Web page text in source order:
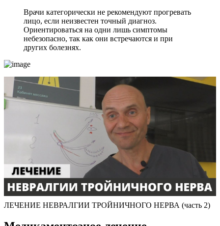
Врачи категорически не рекомендуют прогревать
лицо, если неизвестен точный диагноз.
Ориентироваться на одни лишь симптомы
небезопасно, так как они встречаются и при
других болезнях.
ЛЕЧЕНИЕ НЕВРАЛГИИ ТРОЙНИЧНОГО НЕРВА (часть 2)